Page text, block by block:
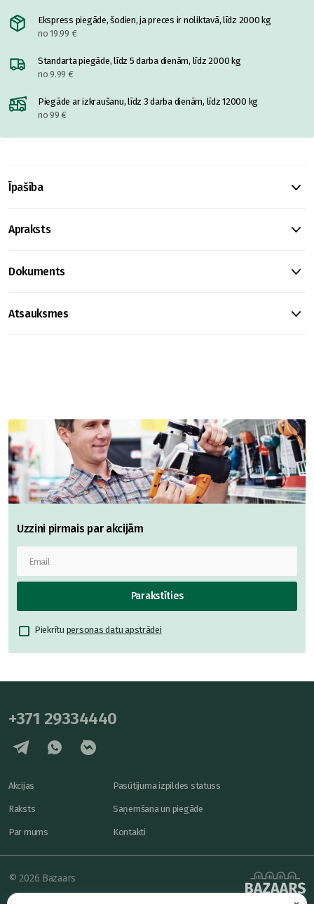
Ekspress piegāde, šodien, ja preces ir noliktavā, līdz 2000 kg
no 19.99 €
Standarta piegāde, līdz 5 darba dienām, līdz 2000 kg
no 9.99 €
Piegāde ar izkraušanu, līdz 3 darba dienām, līdz 12000 kg
no 99 €
Īpašība
Apraksts
Dokuments
Atsauksmes
Uzzini pirmais par akcijām
Parakstīties
Piekrītu personas datu apstrādei
+371 29334440
Akcijas
Raksts
Par mums
Pasūtījuma izpildes statuss
Saņemšana un piegāde
Kontakti
© 2026 Bazaars